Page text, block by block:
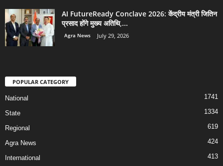
AI FutureReady Conclave 2026: केंद्रीय मंत्री जितिन
प्रसाद होंगे मुख्य अतिथि,...
Agra News July 29, 2026
POPULAR CATEGORY
National 1741
State 1334
Regional 619
Agra News 424
International 413